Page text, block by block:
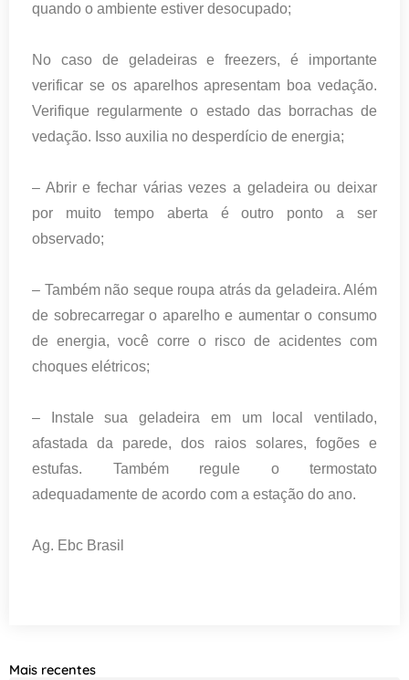
quando o ambiente estiver desocupado;
No caso de geladeiras e freezers, é importante
verificar se os aparelhos apresentam boa vedação.
Verifique regularmente o estado das borrachas de
vedação. Isso auxilia no desperdício de energia;
– Abrir e fechar várias vezes a geladeira ou deixar
por muito tempo aberta é outro ponto a ser
observado;
– Também não seque roupa atrás da geladeira. Além
de sobrecarregar o aparelho e aumentar o consumo
de energia, você corre o risco de acidentes com
choques elétricos;
– Instale sua geladeira em um local ventilado,
afastada da parede, dos raios solares, fogões e
estufas. Também regule o termostato
adequadamente de acordo com a estação do ano.
Ag. Ebc Brasil
Mais recentes